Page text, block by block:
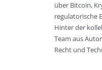
über Bitcoin,
regulatorische
Hinter der
Team aus
Recht und